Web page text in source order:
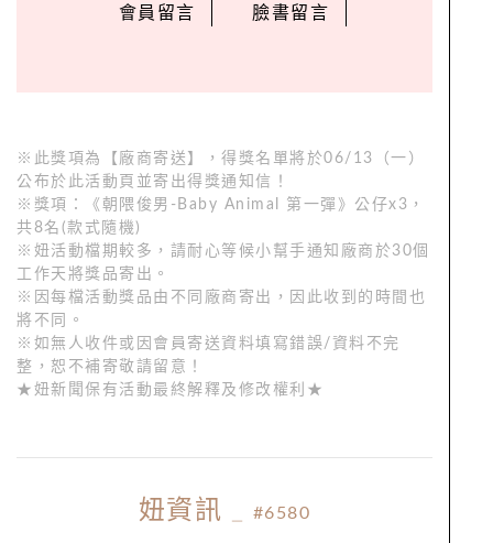
會員留言 臉書留言
※此獎項為【廠商寄送】，得獎名單將於06/13（一）
公布於此活動頁並寄出得獎通知信！
※獎項：《朝隈俊男-Baby Animal 第一彈》公仔x3，
共8名(款式隨機)
※妞活動檔期較多，請耐心等候小幫手通知廠商於30個
工作天將獎品寄出。
※因每檔活動獎品由不同廠商寄出，因此收到的時間也
將不同。
※如無人收件或因會員寄送資料填寫錯誤/資料不完
整，恕不補寄敬請留意！
★妞新聞保有活動最終解釋及修改權利★
妞資訊 #6580